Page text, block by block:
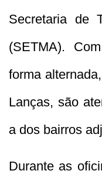
Secretaria de
(SETMA).
forma
Lanças, são
a dos bairros
Durante as